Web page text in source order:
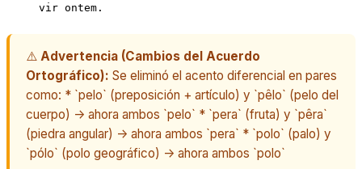
vir ontem.
⚠️ Advertencia (Cambios del Acuerdo
Ortográfico): Se eliminó el acento diferencial en pares
como: * `pelo` (preposición + artículo) y `pêlo` (pelo del
cuerpo) -> ahora ambos `pelo` * `pera` (fruta) y `pêra`
(piedra angular) -> ahora ambos `pera` * `polo` (palo) y
`pólo` (polo geográfico) -> ahora ambos `polo`